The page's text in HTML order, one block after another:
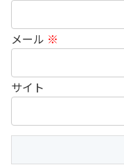
メール ※
サイト